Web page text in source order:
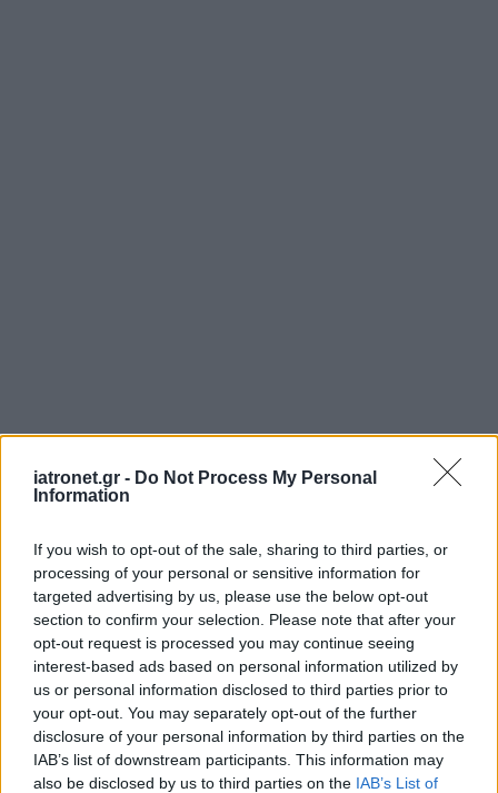
iatronet.gr - Do Not Process My Personal
Information
If you wish to opt-out of the sale, sharing to third parties, or
processing of your personal or sensitive information for
targeted advertising by us, please use the below opt-out
section to confirm your selection. Please note that after your
opt-out request is processed you may continue seeing
interest-based ads based on personal information utilized by
us or personal information disclosed to third parties prior to
your opt-out. You may separately opt-out of the further
disclosure of your personal information by third parties on the
IAB’s list of downstream participants. This information may
also be disclosed by us to third parties on the IAB’s List of